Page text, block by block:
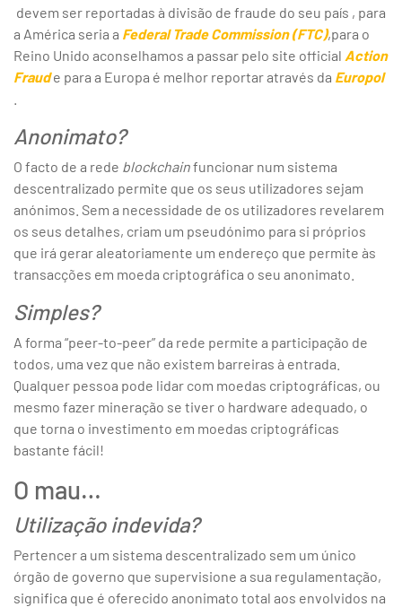
devem ser reportadas à divisão de fraude do seu país , para
a América seria a Federal Trade Commission (FTC),para o
Reino Unido aconselhamos a passar pelo site official Action
Fraude para a Europa é melhor reportar através da Europol
Anonimato?
O facto de a rede blockchainfuncionar num sistema
descentralizado permite que os seus utilizadores sejam
anónimos. Sem a necessidade de os utilizadores revelarem
os seus detalhes, criam um pseudónimo para si próprios
que irá gerar aleatoriamente um endereço que permite às
transacções em moeda criptográfica o seu anonimato.
Simples?
A forma “peer-to-peer” da rede permite a participação de
todos, uma vez que não existem barreiras à entrada.
Qualquer pessoa pode lidar com moedas criptográficas, ou
mesmo fazer mineração se tiver o hardware adequado, o
que torna o investimento em moedas criptográficas
bastante fácil!
O mau…
Utilização indevida?
Pertencer a um sistema descentralizado sem um único
órgão de governo que supervisione a sua regulamentação,
significa que é oferecido anonimato total aos envolvidos na